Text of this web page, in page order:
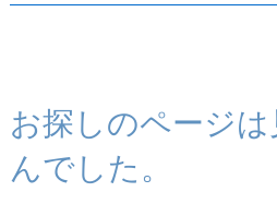
お探しのページ
んでした。